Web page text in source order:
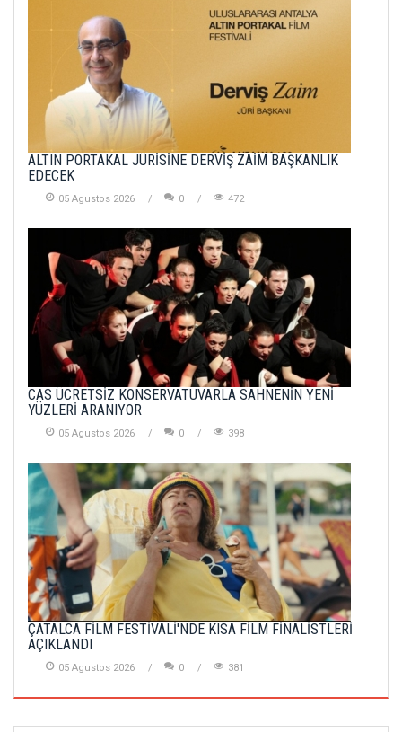
ALTIN PORTAKAL JÜRİSİNE DERVİŞ ZAİM BAŞKANLIK
EDECEK
05 Agustos 2026 0 472
CAS ÜCRETSİZ KONSERVATUVARLA SAHNENİN YENİ
YÜZLERİ ARANIYOR
05 Agustos 2026 0 398
ÇATALCA FİLM FESTİVALİ'NDE KISA FİLM FİNALİSTLERİ
AÇIKLANDI
05 Agustos 2026 0 381